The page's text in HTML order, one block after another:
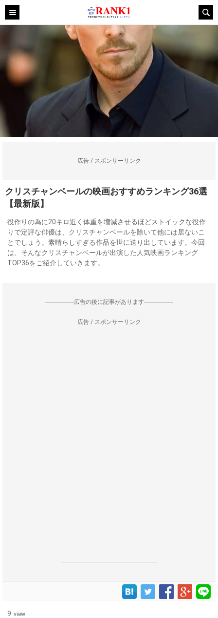
広告 / スポンサーリンク
クリスチャンベールの映画おすすめランキング36選
【最新版】
役作りの為に20キロ近く体重を増減させるほどストイックな役作
りで定評な俳優は、クリスチャンベールを除いて他には居ないこ
とでしょう。素晴らしすぎる作品を世に送り出しています。今回
は、そんなクリスチャンベールが出演した人気映画ランキング
TOP36をご紹介していきます。
--------------------広告の後に記事があります--------------------
広告 / スポンサーリンク
------------------------------------------------------------------
9 view